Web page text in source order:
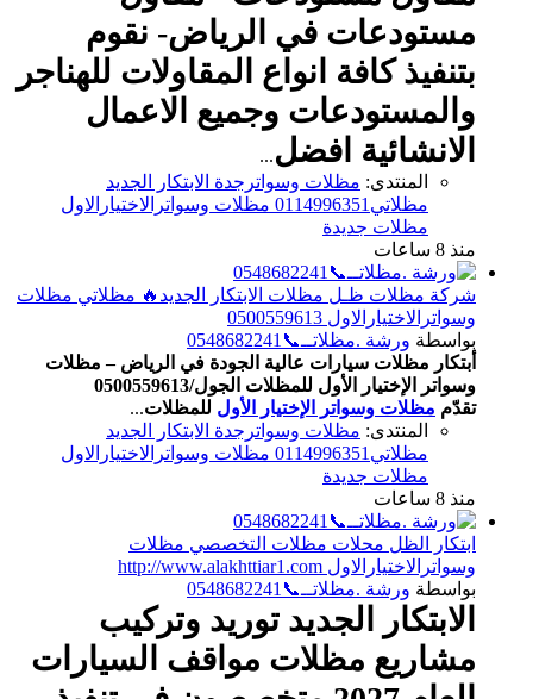
مستودعات في الرياض- نقوم
بتنفيذ كافة انواع المقاولات للهناجر
والمستودعات وجميع الاعمال
الانشائية افضل...
المنتدى: مظلات وسواترجدة الابتكار الجديد
مظلاتي0114996351 مظلات وسواترالاختيارالاول
مظلات جديدة
منذ 8 ساعات
شركة مظلات ظـل مظلات الابتكار الجديد🔥 مظلاتي مظلات
وسواترالاختيارالاول 0500559613
بواسطة ورشة .مظلاتــ📞0548682241
أبتكار مظلات سيارات عالية الجودة في الرياض – مظلات
وسواتر الإختيار الأول للمظلات الجول/0500559613
تقدّم مظلات وسواتر الإختيار الأول للمظلات...
المنتدى: مظلات وسواترجدة الابتكار الجديد
مظلاتي0114996351 مظلات وسواترالاختيارالاول
مظلات جديدة
منذ 8 ساعات
ابتكار الظل محلات مظلات التخصصي مظلات
وسواترالاختيارالاول http://www.alakhttiar1.com
بواسطة ورشة .مظلاتــ📞0548682241
الابتكار الجديد توريد وتركيب
مشاريع مظلات مواقف السيارات